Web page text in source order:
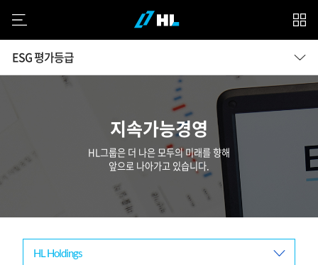
계
열
지속가능경영
HL그룹은 더 나은 모두의 미래를 향해
앞으로 나아가고 있습니다.